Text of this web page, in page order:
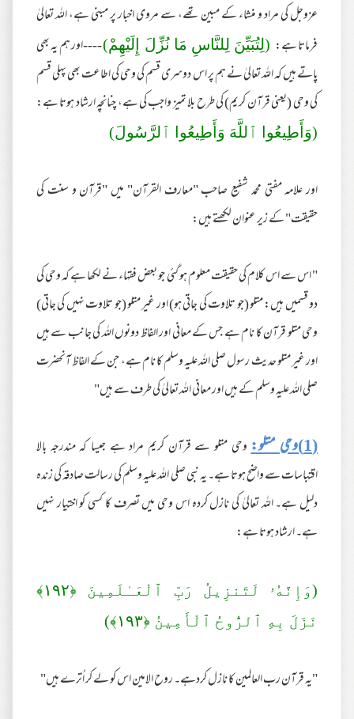
عزوجل کی مراد و منشاء کے مبین تھے، سے مروی اخبار پر مبنی ہے، اللہ تعالیٰ
فرماتا ہے: (لِتُبَيِّنَ لِلنَّاسِ مَا نُزِّلَ إِلَيْهِمْ)----اور ہم یہ بھی
پاتے ہیں کہ اللہ تعالیٰ نے ہم پر اس دوسری قسم کی وحی کی اطاعت بھی پہلی قسم
کی وحی (یعنی قرآن کریم) کی طرح بلا تمیز واجب کی ہے، چنانچہ ارشاد ہوتا ہے:
(وَأَطِيعُوا ٱللَّهَ وَأَطِيعُوا ٱلرَّ‌سُولَ)
اور علامہ مفتی محمد شفیع صاحب "معارف القرآن" میں "قرآن و سنت کی
حقیقت" کے زیر عنوان لکھتے ہیں:
" اس سے اس کلام کی حقیقت معلوم ہو گئی جو بعض فقہاء نے لکھا ہے کہ وحی کی
دو قسمیں ہیں: متلو (جو تلاوت کی جاتی ہو) اور غیر متلو (جو تلاوت نہیں کی جاتی)
وحی متلو قرآن کا نام ہے جس کے معانی اور الفاظ دونوں اللہ کی جانب سے ہیں
اور غیر متلو حدیث رسول صلی اللہ علیہ وسلم کا نام ہے، جن کے الفاظ آنحضرت
صلی اللہ علیہ وسلم کے ہیں اور معانی اللہ تعالیٰ کی طرف سے ہیں"
(1)وحی متلو:
وحی متلو سے قرآن کریم مراد ہے جیسا کہ مندرجہ بالا
اقتباسات سے واضح ہوتا ہے۔ یہ نبی صلی اللہ علیہ وسلم کی رسالت صادقہ کی زندہ
دلیل ہے۔ اللہ تعالیٰ کی نازل کردہ اس وحی میں تصرف کا کسی کو اختیار نہیں
ہے۔ ارشاد ہوتا ہے:
(وَإِنَّهُۥ لَتَنزِيلُ رَ‌بِّ ٱلْعَـٰلَمِينَ ﴿١٩٢﴾
نَزَلَ بِهِ ٱلرُّ‌وحُ ٱلْأَمِينُ ﴿١٩٣﴾)
"یہ قرآن رب العالمین کا نازل کردہے۔ روح الامین اس کو لے کر اُترے ہیں"